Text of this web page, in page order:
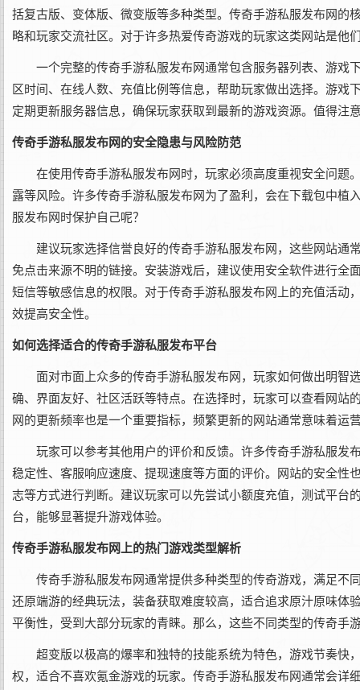
括复古版、变体版、微变版等多种类型。传奇手游私服发布网的
略和玩家交流社区。对于许多热爱传奇游戏的玩家这类网站是
一个完整的传奇手游私服发布网通常包含服务器列表、游戏
区时间、在线人数、充值比例等信息，帮助玩家做出选择。游
定期更新服务器信息，确保玩家获取到最新的游戏资源。值得
传奇手游私服发布网的安全隐患与风险防范
在使用传奇手游私服发布网时，玩家必须高度重视安全问题
露等风险。许多传奇手游私服发布网为了盈利，会在下载包中
服发布网时保护自己呢？
建议玩家选择信誉良好的传奇手游私服发布网，这些网站通
免点击来源不明的链接。安装游戏后，建议使用安全软件进行
短信等敏感信息的权限。对于传奇手游私服发布网上的充值活动
效提高安全性。
如何选择适合的传奇手游私服发布平台
面对市面上众多的传奇手游私服发布网，玩家如何做出明智
确、界面友好、社区活跃等特点。在选择时，玩家可以查看网站
网的更新频率也是一个重要指标，频繁更新的网站通常意味着运
玩家可以参考其他用户的评价和反馈。许多传奇手游私服发
稳定性、客服响应速度、提现速度等方面的评价。网站的安全性
志等方式进行判断。建议玩家可以先尝试小额度充值，测试平台
台，能够显著提升游戏体验。
传奇手游私服发布网上的热门游戏类型解析
传奇手游私服发布网通常提供多种类型的传奇游戏，满足不
还原端游的经典玩法，装备获取难度较高，适合追求原汁原味体
平衡性，受到大部分玩家的青睐。那么，这些不同类型的传奇手
超变版以极高的爆率和独特的技能系统为特色，游戏节奏快
权，适合不喜欢氪金游戏的玩家。传奇手游私服发布网通常会详